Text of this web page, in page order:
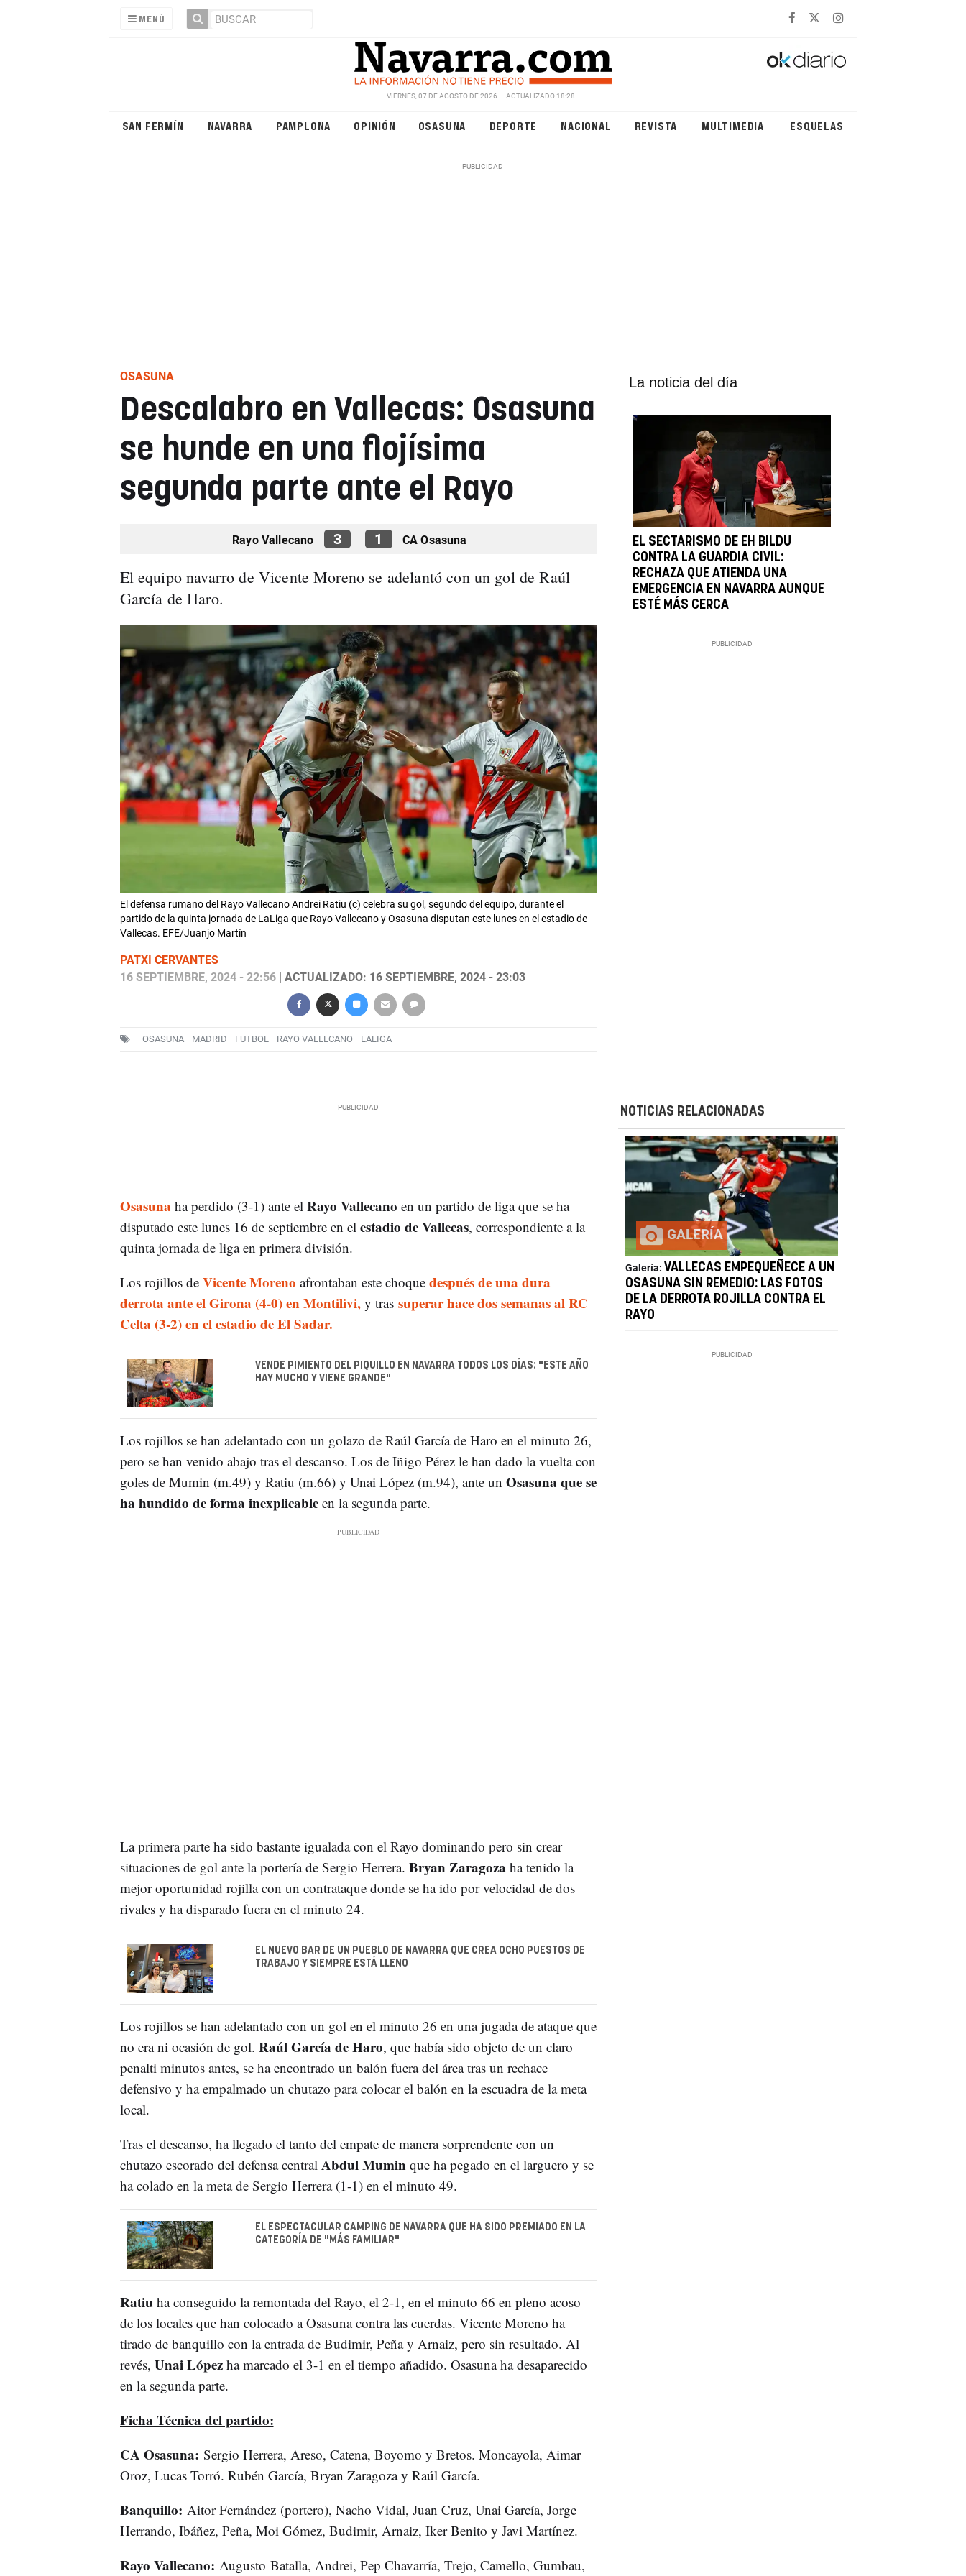
MENÚ
VIERNES, 07 DE AGOSTO DE 2026 ACTUALIZADO 18:28
SAN FERMÍN NAVARRA PAMPLONA OPINIÓN OSASUNA DEPORTE NACIONAL REVISTA MULTIMEDIA ESQUELAS
OSASUNA
Descalabro en Vallecas: Osasuna
se hunde en una flojísima
segunda parte ante el Rayo
Rayo Vallecano 3 1 CA Osasuna
El equipo navarro de Vicente Moreno se adelantó con un gol de Raúl
García de Haro.
El defensa rumano del Rayo Vallecano Andrei Ratiu (c) celebra su gol, segundo del equipo, durante el
partido de la quinta jornada de LaLiga que Rayo Vallecano y Osasuna disputan este lunes en el estadio de
Vallecas. EFE/Juanjo Martín
PATXI CERVANTES
16 SEPTIEMBRE, 2024 - 22:56| ACTUALIZADO: 16 SEPTIEMBRE, 2024 - 23:03
OSASUNA MADRID FUTBOL RAYO VALLECANO LALIGA
La noticia del día
EL SECTARISMO DE EH BILDU
CONTRA LA GUARDIA CIVIL:
RECHAZA QUE ATIENDA UNA
EMERGENCIA EN NAVARRA AUNQUE
ESTÉ MÁS CERCA
Osasuna ha perdido (3-1) ante el Rayo Vallecano en un partido de liga que se ha
disputado este lunes 16 de septiembre en el estadio de Vallecas, correspondiente a la
quinta jornada de liga en primera división.
Los rojillos de Vicente Moreno afrontaban este choquedespués de una dura
derrota ante el Girona (4-0) en Montilivi, y tras superar hace dos semanas al RC
Celta (3-2) en el estadio de El Sadar.
VENDE PIMIENTO DEL PIQUILLO EN NAVARRA TODOS LOS DÍAS: "ESTE AÑO
HAY MUCHO Y VIENE GRANDE"
Los rojillos se han adelantado con un golazo de Raúl García de Haro en el minuto 26,
pero se han venido abajo tras el descanso. Los de Iñigo Pérez le han dado la vuelta con
goles de Mumin (m.49) y Ratiu (m.66) y Unai López (m.94), ante un Osasuna que se
ha hundido de forma inexplicableen la segunda parte.
La primera parte ha sido bastante igualada con el Rayo dominando pero sin crear
situaciones de gol ante la portería de Sergio Herrera. Bryan Zaragoza ha tenido la
mejor oportunidad rojilla con un contrataque donde se ha ido por velocidad de dos
rivales y ha disparado fuera en el minuto 24.
EL NUEVO BAR DE UN PUEBLO DE NAVARRA QUE CREA OCHO PUESTOS DE
TRABAJO Y SIEMPRE ESTÁ LLENO
Los rojillos se han adelantado con un gol en el minuto 26 en una jugada de ataque que
no era ni ocasión de gol. Raúl García de Haro, que había sido objeto de un claro
penalti minutos antes, se ha encontrado un balón fuera del área tras un rechace
defensivo y ha empalmado un chutazo para colocar el balón en la escuadra de la meta
local.
Tras el descanso, ha llegado el tanto del empate de manera sorprendente con un
chutazo escorado del defensa central Abdul Mumin que ha pegado en el larguero y se
ha colado en la meta de Sergio Herrera (1-1) en el minuto 49.
EL ESPECTACULAR CAMPING DE NAVARRA QUE HA SIDO PREMIADO EN LA
CATEGORÍA DE "MÁS FAMILIAR"
Ratiu ha conseguido la remontada del Rayo, el 2-1, en el minuto 66 en pleno acoso
de los locales que han colocado a Osasuna contra las cuerdas. Vicente Moreno ha
tirado de banquillo con la entrada de Budimir, Peña y Arnaiz, pero sin resultado. Al
revés, Unai Lópezha marcado el 3-1 en el tiempo añadido. Osasuna ha desaparecido
en la segunda parte.
Ficha Técnica del partido:
CA Osasuna: Sergio Herrera, Areso, Catena, Boyomo y Bretos. Moncayola, Aimar
Oroz, Lucas Torró. Rubén García, Bryan Zaragoza y Raúl García.
Banquillo: Aitor Fernández (portero), Nacho Vidal, Juan Cruz, Unai García, Jorge
Herrando, Ibáñez, Peña, Moi Gómez, Budimir, Arnaiz, Iker Benito y Javi Martínez.
Rayo Vallecano: Augusto Batalla, Andrei, Pep Chavarría, Trejo, Camello, Gumbau,
NOTICIAS RELACIONADAS
GALERÍA
Galería: VALLECAS EMPEQUEÑECE A UN
OSASUNA SIN REMEDIO: LAS FOTOS
DE LA DERROTA ROJILLA CONTRA EL
RAYO